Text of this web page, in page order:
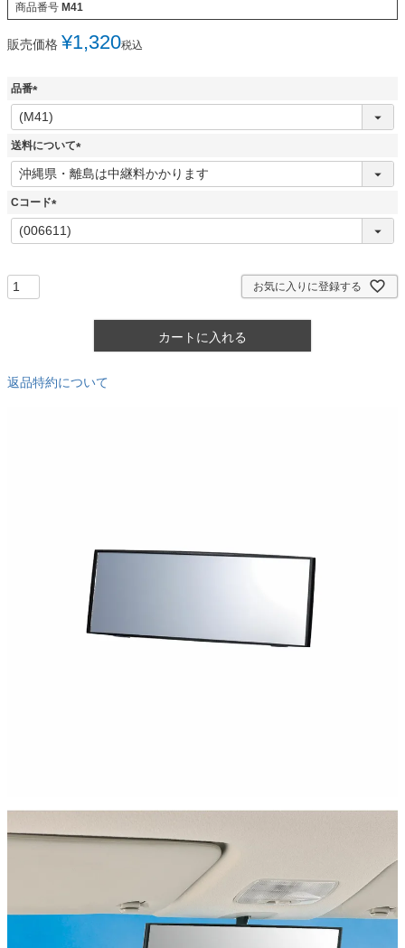
商品番号 M41
販売価格 ¥1,320税込
品番
(
必
須
送料について
(
必
Cコード
(
必
お気に入りに登録する
カートに入れる
返品特約について